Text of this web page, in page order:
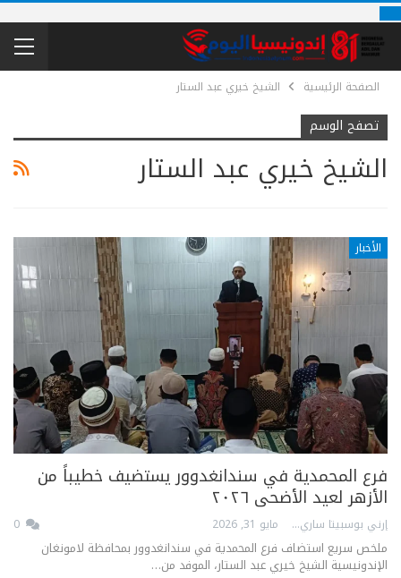
الصفحة الرئيسية الشيخ خيري عبد الستار
تصفح الوسم
الشيخ خيري عبد الستار
الأخبار
فرع المحمدية في سندانغدوور يستضيف خطيباً من
الأزهر لعيد الأضحى ٢٠٢٦
إرني بوسبيتا ساري مايو 31, 2026
ملخص سريع استضاف فرع المحمدية في سندانغدوور بمحافظة لامونغان
الإندونيسية الشيخ خيري عبد الستار، الموفد من…